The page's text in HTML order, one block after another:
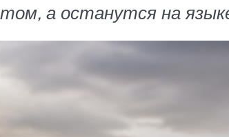
а останутся на